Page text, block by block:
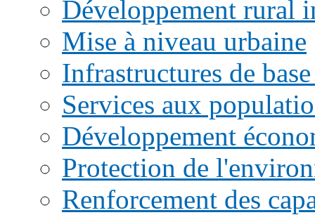
Développement rural
Mise à niveau urbaine
Infrastructures de
Services aux
Développement
Protection de
Renforcement des